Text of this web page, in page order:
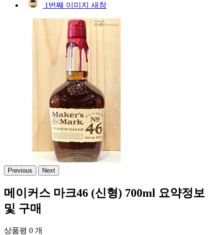
1번째 이미지 새창
Previous Next
메이커스 마크46 (신형) 700ml 요약정보
및 구매
상품평 0 개